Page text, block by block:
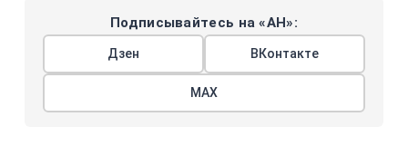
Подписывайтесь на «АН»:
Дзен ВКонтакте
МАХ